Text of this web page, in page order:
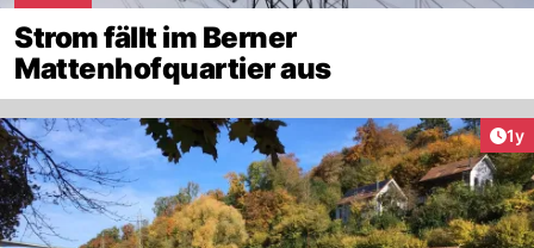
Strom fällt im Berner
Mattenhofquartier aus
1y